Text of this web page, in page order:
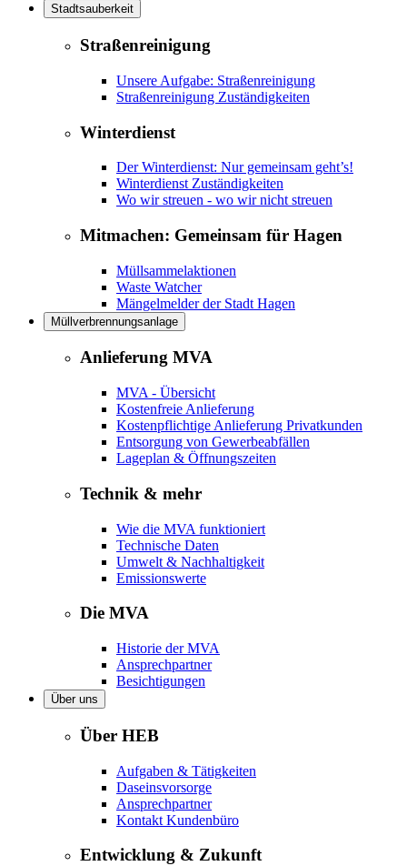
Stadtsauberkeit
Straßenreinigung
Unsere Aufgabe: Straßenreinigung
Straßenreinigung Zuständigkeiten
Winterdienst
Der Winterdienst: Nur gemeinsam geht’s!
Winterdienst Zuständigkeiten
Wo wir streuen - wo wir nicht streuen
Mitmachen: Gemeinsam für Hagen
Müllsammelaktionen
Waste Watcher
Mängelmelder der Stadt Hagen
Müllverbrennungsanlage
Anlieferung MVA
MVA - Übersicht
Kostenfreie Anlieferung
Kostenpflichtige Anlieferung Privatkunden
Entsorgung von Gewerbeabfällen
Lageplan & Öffnungszeiten
Technik & mehr
Wie die MVA funktioniert
Technische Daten
Umwelt & Nachhaltigkeit
Emissionswerte
Die MVA
Historie der MVA
Ansprechpartner
Besichtigungen
Über uns
Über HEB
Aufgaben & Tätigkeiten
Daseinsvorsorge
Ansprechpartner
Kontakt Kundenbüro
Entwicklung & Zukunft